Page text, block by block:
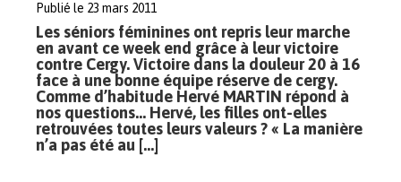
Publié le 23 mars 2011
Les séniors féminines ont repris leur marche
en avant ce week end grâce à leur victoire
contre Cergy. Victoire dans la douleur 20 à 16
face à une bonne équipe réserve de cergy.
Comme d’habitude Hervé MARTIN répond à
nos questions… Hervé, les filles ont-elles
retrouvées toutes leurs valeurs ? « La manière
n’a pas été au […]